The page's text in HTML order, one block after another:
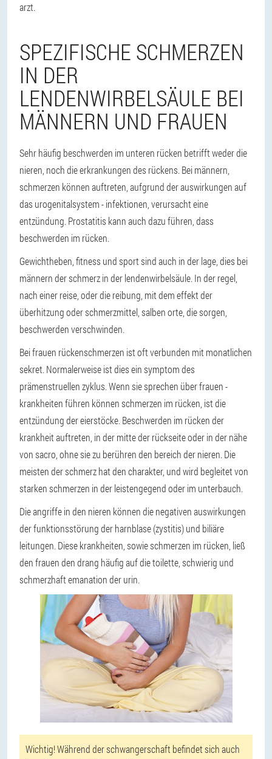
arzt.
SPEZIFISCHE SCHMERZEN
IN DER
LENDENWIRBELSÄULE BEI
MÄNNERN UND FRAUEN
Sehr häufig beschwerden im unteren rücken betrifft weder die
nieren, noch die erkrankungen des rückens. Bei männern,
schmerzen können auftreten, aufgrund der auswirkungen auf
das urogenitalsystem - infektionen, verursacht eine
entzündung. Prostatitis kann auch dazu führen, dass
beschwerden im rücken.
Gewichtheben, fitness und sport sind auch in der lage, dies bei
männern der schmerz in der lendenwirbelsäule. In der regel,
nach einer reise, oder die reibung, mit dem effekt der
überhitzung oder schmerzmittel, salben orte, die sorgen,
beschwerden verschwinden.
Bei frauen rückenschmerzen ist oft verbunden mit monatlichen
sekret. Normalerweise ist dies ein symptom des
prämenstruellen zyklus. Wenn sie sprechen über frauen -
krankheiten führen können schmerzen im rücken, ist die
entzündung der eierstöcke. Beschwerden im rücken der
krankheit auftreten, in der mitte der rückseite oder in der nähe
von sacro, ohne sie zu berühren den bereich der nieren. Die
meisten der schmerz hat den charakter, und wird begleitet von
starken schmerzen in der leistengegend oder im unterbauch.
Die angriffe in den nieren können die negativen auswirkungen
der funktionsstörung der harnblase (zystitis) und biliäre
leitungen. Diese krankheiten, sowie schmerzen im rücken, ließ
den frauen den drang häufig auf die toilette, schwierig und
schmerzhaft emanation der urin.
Wichtig! Während der schwangerschaft befindet sich auch